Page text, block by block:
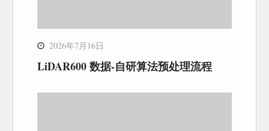
2026年7月16日
LiDAR600 数据-自研算法预处理流程